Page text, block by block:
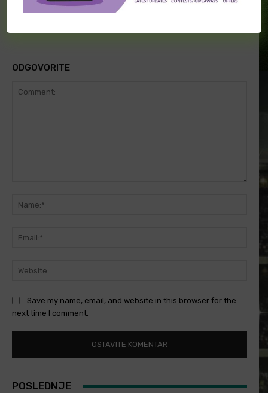
u restoran u Rimu jer...
ODGOVORITE
Save my name, email, and website in this browser for the
next time I comment.
POSLEDNJE